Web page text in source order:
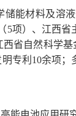
储能材料及溶
5项）、江西
省自然科学
专利10余项